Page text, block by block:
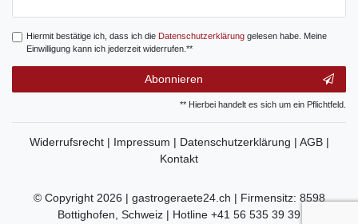
Hiermit bestätige ich, dass ich die Daten­schutz­erklärunggelesen habe. Meine
Einwilligung kann ich jederzeit widerrufen.**
Abonnieren
** Hierbei handelt es sich um ein Pflichtfeld.
Widerrufsrecht | Impressum | Datenschutzerklärung | AGB |
Kontakt
© Copyright 2026 | gastrogeraete24.ch | Firmensitz: 8598
Bottighofen, Schweiz | Hotline +41 56 535 39 39